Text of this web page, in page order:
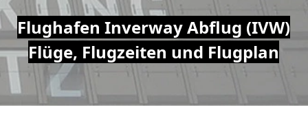
Air
Traffic
Live
Flughafen Inverway Abflug (IVW)
Flüge, Flugzeiten und Flugplan